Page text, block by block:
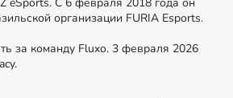
организации FURIA Esports.
за команду Fluxo. 3 февраля 2026